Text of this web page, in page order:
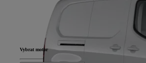
Vybrat motor